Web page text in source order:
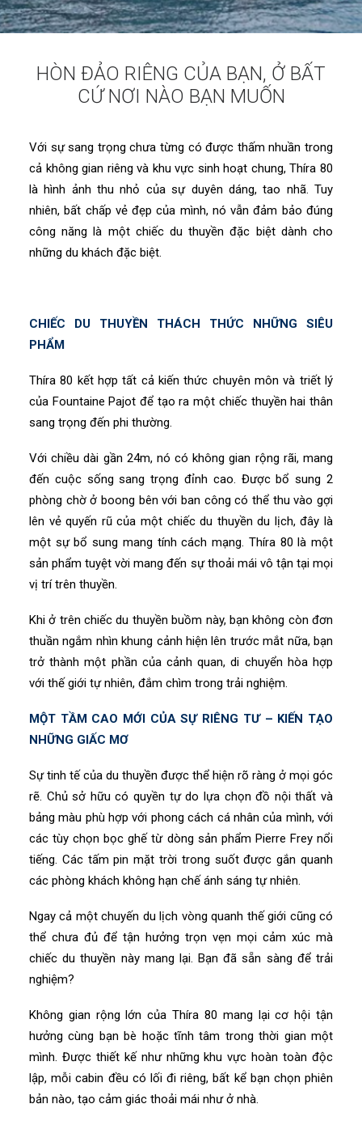
HÒN ĐẢO RIÊNG CỦA BẠN, Ở BẤT
CỨ NƠI NÀO BẠN MUỐN
Với sự sang trọng chưa từng có được thấm nhuần trong
cả không gian riêng và khu vực sinh hoạt chung, Thíra 80
là hình ảnh thu nhỏ của sự duyên dáng, tao nhã. Tuy
nhiên, bất chấp vẻ đẹp của mình, nó vẫn đảm bảo đúng
công năng là một chiếc du thuyền đặc biệt dành cho
những du khách đặc biệt.
CHIẾC DU THUYỀN THÁCH THỨC NHỮNG SIÊU
PHẨM
Thíra 80 kết hợp tất cả kiến ​​thức chuyên môn và triết lý
của Fountaine Pajot để tạo ra một chiếc thuyền hai thân
sang trọng đến phi thường.
Với chiều dài gần 24m, nó có không gian rộng rãi, mang
đến cuộc sống sang trọng đỉnh cao. Được bổ sung 2
phòng chờ ở boong bên với ban công có thể thu vào gợi
lên vẻ quyến rũ của một chiếc du thuyền du lịch, đây là
một sự bổ sung mang tính cách mạng. Thíra 80 là một
sản phẩm tuyệt vời mang đến sự thoải mái vô tận tại mọi
vị trí trên thuyền.
Khi ở trên chiếc du thuyền buồm này, bạn không còn đơn
thuần ngắm nhìn khung cảnh hiện lên trước mắt nữa, bạn
trở thành một phần của cảnh quan, di chuyển hòa hợp
với thế giới tự nhiên, đắm chìm trong trải nghiệm.
MỘT TẦM CAO MỚI CỦA SỰ RIÊNG TƯ – KIẾN TẠO
NHỮNG GIẤC MƠ
Sự tinh tế của du thuyền được thể hiện rõ ràng ở mọi góc
rẽ. Chủ sở hữu có quyền tự do lựa chọn đồ nội thất và
bảng màu phù hợp với phong cách cá nhân của mình, với
các tùy chọn bọc ghế từ dòng sản phẩm Pierre Frey nổi
tiếng. Các tấm pin mặt trời trong suốt được gắn quanh
các phòng khách không hạn chế ánh sáng tự nhiên.
Ngay cả một chuyến du lịch vòng quanh thế giới cũng có
thể chưa đủ để tận hưởng trọn vẹn mọi cảm xúc mà
chiếc du thuyền này mang lại. Bạn đã sẵn sàng để trải
nghiệm?
Không gian rộng lớn của Thíra 80 mang lại cơ hội tận
hưởng cùng bạn bè hoặc tĩnh tâm trong thời gian một
mình. Được thiết kế như những khu vực hoàn toàn độc
lập, mỗi cabin đều có lối đi riêng, bất kể bạn chọn phiên
bản nào, tạo cảm giác thoải mái như ở nhà.